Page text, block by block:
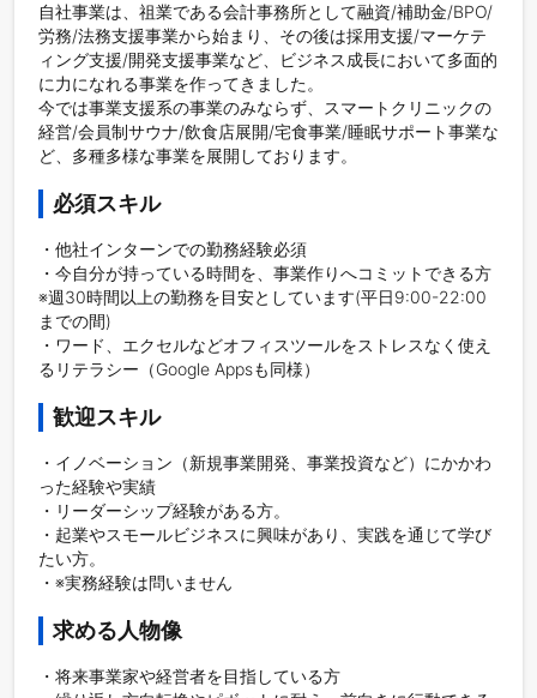
自社事業は、祖業である会計事務所として融資/補助金/BPO/
労務/法務支援事業から始まり、その後は採用支援/マーケテ
ィング支援/開発支援事業など、ビジネス成長において多面的
に力になれる事業を作ってきました。
今では事業支援系の事業のみならず、スマートクリニックの
経営/会員制サウナ/飲食店展開/宅食事業/睡眠サポート事業な
ど、多種多様な事業を展開しております。
必須スキル
・他社インターンでの勤務経験必須
・今自分が持っている時間を、事業作りへコミットできる方
※週30時間以上の勤務を目安としています(平日9:00-22:00
までの間)
・ワード、エクセルなどオフィスツールをストレスなく使え
歓迎スキル
・イノベーション（新規事業開発、事業投資など）にかかわ
った経験や実績
・リーダーシップ経験がある方。
・起業やスモールビジネスに興味があり、実践を通じて学び
たい方。
求める人物像
・将来事業家や経営者を目指している方